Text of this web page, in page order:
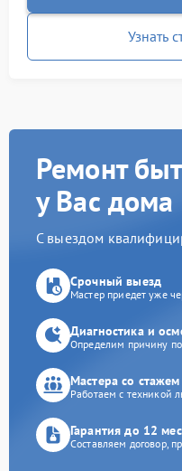
Узнать
Ремонт
у Вас дома
С выездом
Срочный выезд
Мастер приедет уже
Диагностика и
Определим причину
Мастера со стажем
Работаем с техникой
Гарантия до 12
Составляем договор,